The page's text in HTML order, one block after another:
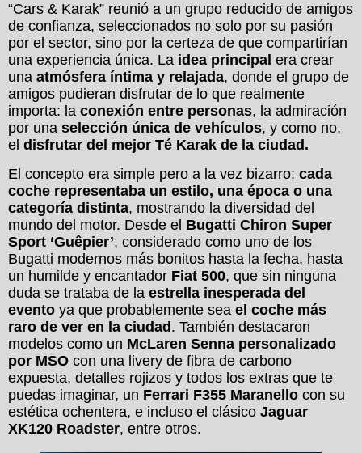
“Cars & Karak” reunió a un grupo reducido de amigos
de confianza, seleccionados no solo por su pasión
por el sector, sino por la certeza de que compartirían
una experiencia única. La idea principal era crear
una atmósfera íntima y relajada, donde el grupo de
amigos pudieran disfrutar de lo que realmente
importa: la conexión entre personas, la admiración
por una selección única de vehículos, y como no,
el disfrutar del mejor Té Karak de la ciudad.
El concepto era simple pero a la vez bizarro: cada
coche representaba un estilo, una época o una
categoría distinta, mostrando la diversidad del
mundo del motor. Desde el Bugatti Chiron Super
Sport ‘Guêpier’, considerado como uno de los
Bugatti modernos más bonitos hasta la fecha, hasta
un humilde y encantador Fiat 500, que sin ninguna
duda se trataba de la estrella inesperada del
evento ya que probablemente sea el coche más
raro de ver en la ciudad. También destacaron
modelos como un McLaren Senna personalizado
por MSO con una livery de fibra de carbono
expuesta, detalles rojizos y todos los extras que te
puedas imaginar, un Ferrari F355 Maranello con su
estética ochentera, e incluso el clásico Jaguar
XK120 Roadster, entre otros.